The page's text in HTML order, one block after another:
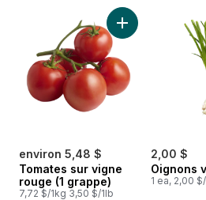
sauter Meilleures ventes
environ 5,48 $
Tomates sur vigne
rouge (1 grappe)
7,72 $/1kg 3,50 $/1lb
Ajouter
2,00 $
Oignons
1 ea, 2,00